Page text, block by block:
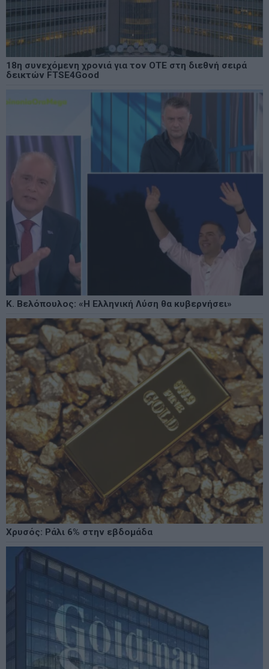
18η συνεχόμενη χρονιά για τον ΟΤΕ στη διεθνή σειρά
δεικτών FTSE4Good
Κ. Βελόπουλος: «Η Ελληνική Λύση θα κυβερνήσει»
Χρυσός: Ράλι 6% στην εβδομάδα